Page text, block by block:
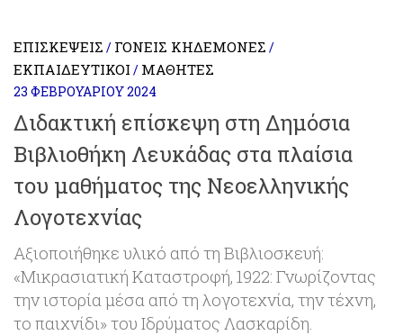
ΕΠΙΣΚΈΨΕΙΣ / ΓΟΝΕΊΣ ΚΗΔΕΜΌΝΕΣ /
ΕΚΠΑΙΔΕΥΤΙΚΟΊ / ΜΑΘΗΤΈΣ
23 ΦΕΒΡΟΥΑΡΊΟΥ 2024
Διδακτική επίσκεψη στη Δημόσια
Βιβλιοθήκη Λευκάδας στα πλαίσια
του μαθήματος της Νεοελληνικής
Λογοτεχνίας
Αξιοποιήθηκε υλικό από τη Βιβλιοσκευή:
«Μικρασιατική Καταστροφή, 1922: Γνωρίζοντας
την ιστορία μέσα από τη λογοτεχνία, την τέχνη,
το παιχνίδι» του Ιδρύματος Λασκαρίδη.